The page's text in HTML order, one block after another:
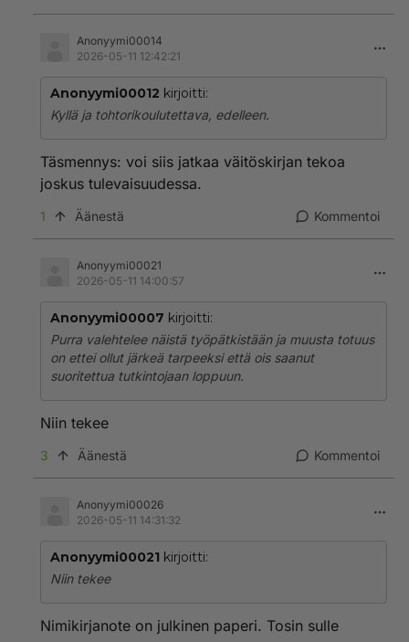
Anonyymi00014
2026-05-11 12:42:21
Anonyymi00012 kirjoitti:
Kyllä ja tohtorikoulutettava, edelleen.
Täsmennys: voi siis jatkaa väitöskirjan tekoa
joskus tulevaisuudessa.
1 Äänestä Kommentoi
Anonyymi00021
2026-05-11 14:00:57
Anonyymi00007 kirjoitti:
Purra valehtelee näistä työpätkistään ja muusta totuus
on ettei ollut järkeä tarpeeksi että ois saanut
suoritettua tutkintojaan loppuun.
Niin tekee
3 Äänestä Kommentoi
Anonyymi00026
2026-05-11 14:31:32
Anonyymi00021 kirjoitti:
Niin tekee
Nimikirjanote on julkinen paperi. Tosin sulle